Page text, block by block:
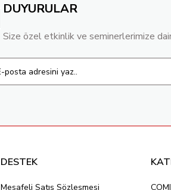
DUYURULAR
Size özel etkinlik ve seminerlerimize
DESTEK
Mesafeli Satış Sözleşmesi